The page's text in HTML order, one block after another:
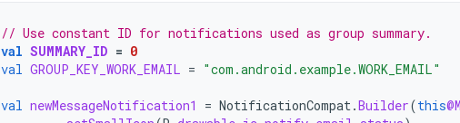
// Use constant ID for notifications used as group summary.
val SUMMARY_ID = 0
val GROUP_KEY_WORK_EMAIL = "com.android.example.WORK_EMAIL"
val newMessageNotification1 = NotificationCompat .Builder(this